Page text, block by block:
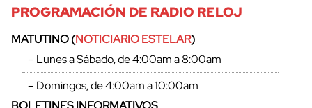
PROGRAMACIÓN DE RADIO RELOJ
MATUTINO (NOTICIARIO ESTELAR)
– Lunes a Sábado, de 4:00am a 8:00am
– Domingos, de 4:00am a 10:00am